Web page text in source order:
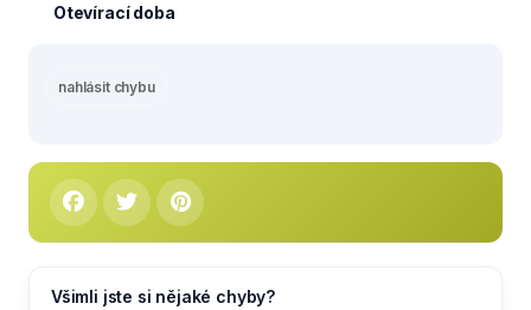
Otevírací doba
nahlásit chybu
Všimli jste si nějaké chyby?